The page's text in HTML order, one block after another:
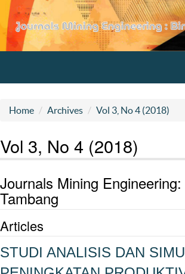
Home Archives Vol 3, No 4 (2018)
Vol 3, No 4 (2018)
Journals Mining
Tambang
Articles
STUDI ANALISIS DAN